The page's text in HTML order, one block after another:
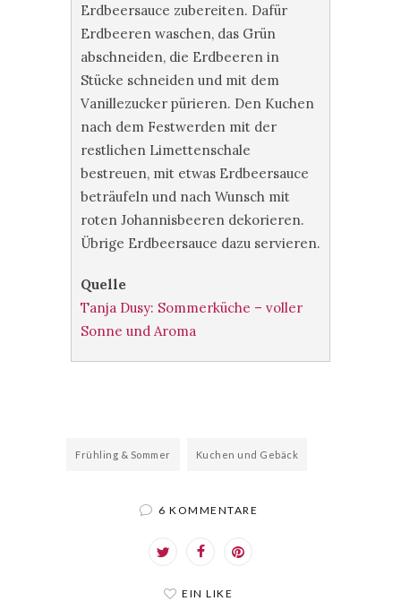
Erdbeersauce zubereiten. Dafür
Erdbeeren waschen, das Grün
abschneiden, die Erdbeeren in
Stücke schneiden und mit dem
Vanillezucker pürieren. Den Kuchen
nach dem Festwerden mit der
restlichen Limettenschale
bestreuen, mit etwas Erdbeersauce
beträufeln und nach Wunsch mit
roten Johannisbeeren dekorieren.
Übrige Erdbeersauce dazu servieren.
Quelle
Tanja Dusy: Sommerküche – voller
Sonne und Aroma
Frühling & Sommer Kuchen und Gebäck
6 KOMMENTARE
EIN LIKE